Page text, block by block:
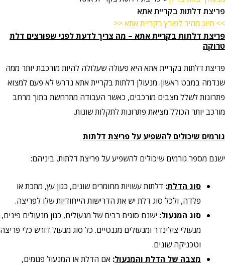
פריצת דלתות בקריית אתא
>> חיוג מהיר לפורץ בקריית אתא <<
פריצת דלתות בקריית אתא – מה צריך לדעת לפני שפורצים דלת
טרוקה
פריצת דלתות בקריית אתא היא פעולה שעלולה להיות מורכבת יותר ממה
שנדמה במבט ראשון. מנעולן דלתות בקריית אתא נדרש לא פעם למצוא
פתרונות לשלל מצבים מורכבים, כאשר העבודה מתרחשת בתוך מרחב
מורכב יותר הכולל מציאת פתרונות לתקלות שונות.
גורמים שיכולים להשפיע על פריצת דלתות
ישנם מספר גורמים שיכולים להשפיע על פריצת דלתות, ביניהם:
סוג הדלת: דלתות עשויות מחומרים שונים, כגון עץ, מתכת או
פלדה, ולכל סוג דלת יש את הדרישות הייחודיות שלו לפריצה.
סוג המנעול: ישנם סוגים רבים של מנעולים, כגון מנעולים פינים,
מנעולי צילינדר ומנעולים מגנטיים. כל סוג מנעול דורש כלי פריצה
וטכניקה שונים.
מצבה של הדלת והמנעול: אם הדלת או המנעול פגומים,